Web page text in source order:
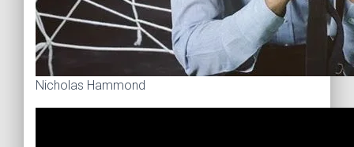
Nicholas Hammond